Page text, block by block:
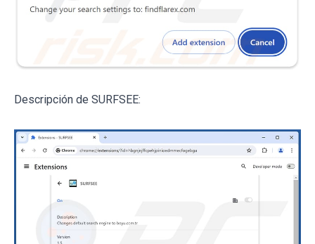
Descripción de SURFSEE: